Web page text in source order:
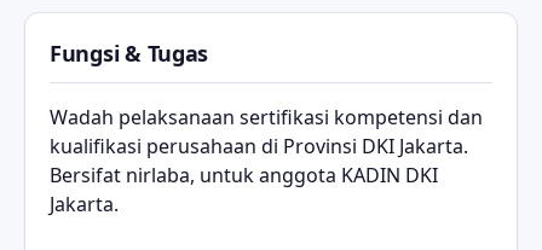
Fungsi & Tugas
Wadah pelaksanaan sertifikasi kompetensi dan
kualifikasi perusahaan di Provinsi DKI Jakarta.
Bersifat nirlaba, untuk anggota KADIN DKI
Jakarta.